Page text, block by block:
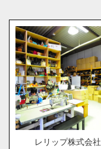
レリップ株式会社